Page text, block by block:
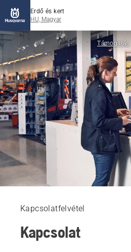
Erdő és kert
HU, Magyar
Támogatás
Kapcsolatfelvétel
Kapcsolat